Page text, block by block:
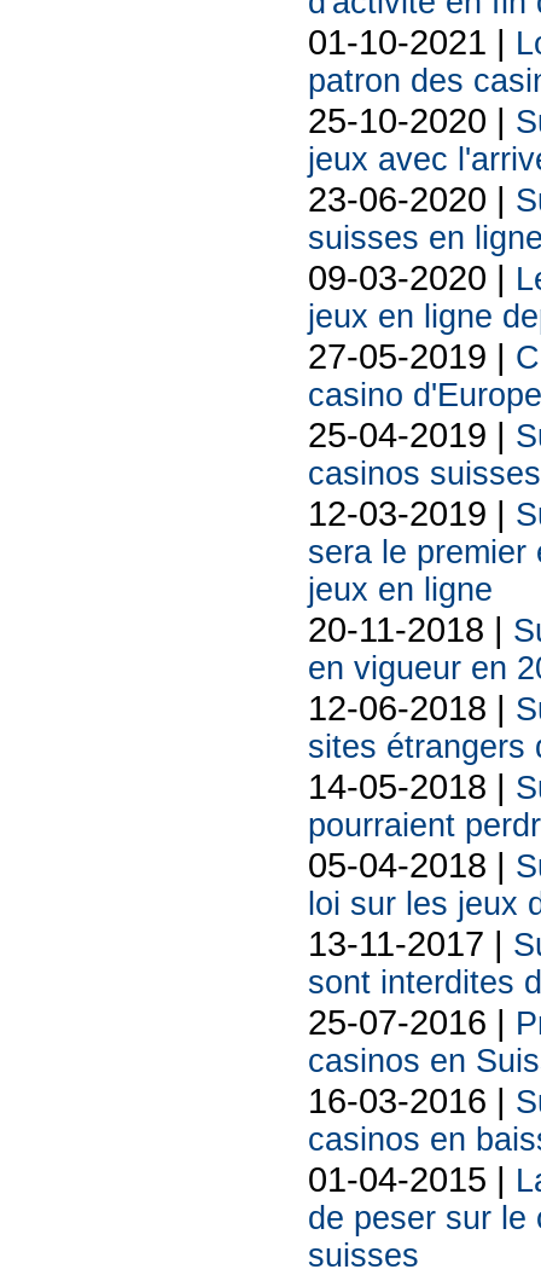
01-10-2021 |
patron des
25-10-2020 |
jeux avec
23-06-2020 |
suisses en
09-03-2020 |
jeux en ligne
27-05-2019 |
casino
25-04-2019 |
casinos
12-03-2019 |
sera le premier
jeux en ligne
20-11-2018 |
en vigueur en
12-06-2018 |
sites étrangers
14-05-2018 |
pourraient
05-04-2018 |
loi sur les jeux
13-11-2017 |
sont interdites
25-07-2016 |
casinos en
16-03-2016 |
casinos en
01-04-2015 |
de peser sur le
suisses